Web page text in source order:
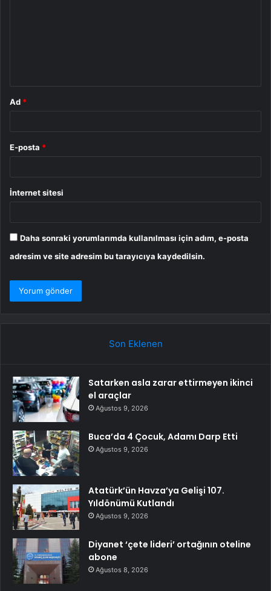
Ad *
E-posta *
İnternet sitesi
Daha sonraki yorumlarımda kullanılması için adım, e-posta
adresim ve site adresim bu tarayıcıya kaydedilsin.
Son Eklenen
Satarken asla zarar ettirmeyen ikinci
el araçlar
Ağustos 9, 2026
Buca’da 4 Çocuk, Adamı Darp Etti
Ağustos 9, 2026
Atatürk’ün Havza’ya Gelişi 107.
Yıldönümü Kutlandı
Ağustos 9, 2026
Diyanet ‘çete lideri’ ortağının oteline
abone
Ağustos 8, 2026